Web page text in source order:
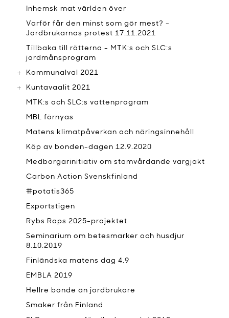
Inhemsk mat världen över
Varför får den minst som gör mest? -
Jordbrukarnas protest 17.11.2021
Tillbaka till rötterna - MTK:s och SLC:s
jordmånsprogram
Kommunalval 2021
Kuntavaalit 2021
MTK:s och SLC:s vattenprogram
MBL förnyas
Matens klimatpåverkan och näringsinnehåll
Köp av bonden-dagen 12.9.2020
Medborgarinitiativ om stamvårdande vargjakt
Carbon Action Svenskfinland
#potatis365
Exportstigen
Rybs Raps 2025-projektet
Seminarium om betesmarker och husdjur
8.10.2019
Finländska matens dag 4.9
EMBLA 2019
Hellre bonde än jordbrukare
Smaker från Finland